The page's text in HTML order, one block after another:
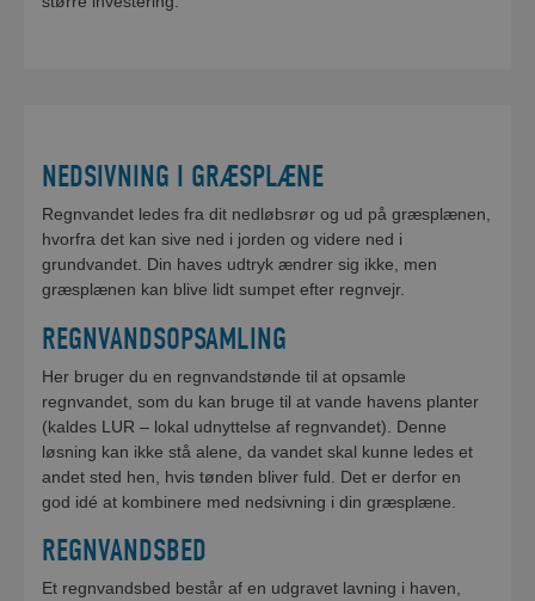
NEDSIVNING I GRÆSPLÆNE
Regnvandet ledes fra dit nedløbsrør og ud på græsplænen,
hvorfra det kan sive ned i jorden og videre ned i
grundvandet. Din haves udtryk ændrer sig ikke, men
græsplænen kan blive lidt sumpet efter regnvejr.
REGNVANDSOPSAMLING
Her bruger du en regnvandstønde til at opsamle
regnvandet, som du kan bruge til at vande havens planter
(kaldes LUR – lokal udnyttelse af regnvandet). Denne
løsning kan ikke stå alene, da vandet skal kunne ledes et
andet sted hen, hvis tønden bliver fuld. Det er derfor en
god idé at kombinere med nedsivning i din græsplæne.
REGNVANDSBED
Et regnvandsbed består af en udgravet lavning i haven,